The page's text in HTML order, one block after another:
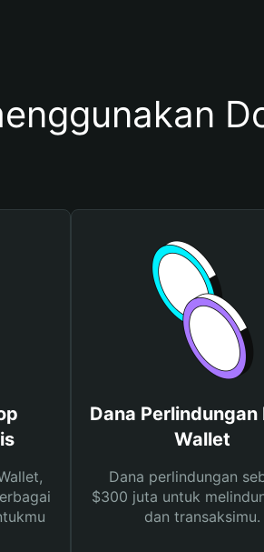
Dana Perlindungan
Wallet
Dana perlindungan
$300 juta untuk
dan transaksimu.